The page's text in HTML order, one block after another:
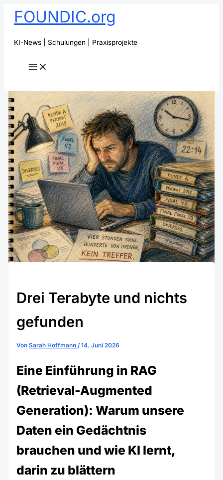
Zum
Inhalt
FOUNDIC.org
KI-News | Schulungen | Praxisprojekte
Drei Terabyte und nichts
gefunden
VonSarah Hoffmann/14. Juni 2026
Eine Einführung in RAG
(Retrieval-Augmented
Generation): Warum unsere
Daten ein Gedächtnis
brauchen und wie KI lernt,
darin zu blättern